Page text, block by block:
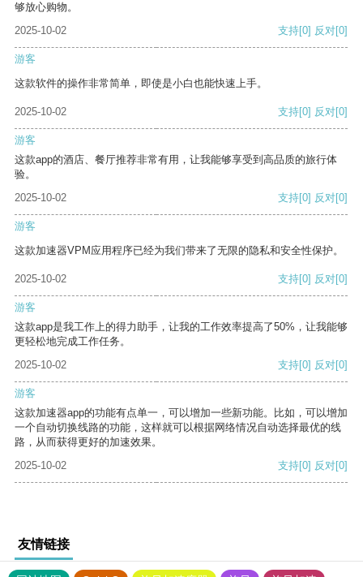
够放心购物。
2025-10-02
支持[0] 反对[0]
游客
这款软件的操作非常简单，即使是小白也能快速上手。
2025-10-02 支持[0] 反对[0]
游客
这款app的酒店、餐厅推荐非常有用，让我能够享受到高品质的旅行体
验。
2025-10-02
支持[0] 反对[0]
游客
这款加速器VPM应用程序已经为我们带来了无限的隐私和安全性保护。
2025-10-02 支持[0] 反对[0]
游客
这款app是我工作上的得力助手，让我的工作效率提高了50%，让我能够
更轻松地完成工作任务。
2025-10-02
支持[0] 反对[0]
游客
这款加速器app的功能有点单一，可以增加一些新功能。比如，可以增加
一个自动切换线路的功能，这样就可以根据网络情况自动选择最优的线
路，从而获得更好的加速效果。
2025-10-02
支持[0] 反对[0]
友情链接